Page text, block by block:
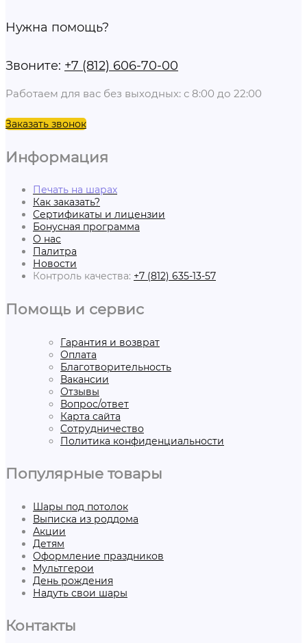
Нужна помощь?
Звоните: +7 (812) 606-70-00
Работаем для вас без выходных: с 8:00 до 22:00
Заказать звонок
Информация
Печать на шарах
Как заказать?
Сертификаты и лицензии
Бонусная программа
О нас
Палитра
Новости
Контроль качества: +7 (812) 635-13-57
Помощь и сервис
Гарантия и возврат
Оплата
Благотворительность
Вакансии
Отзывы
Вопрос/ответ
Карта сайта
Сотрудничество
Политика конфиденциальности
Популярные товары
Шары под потолок
Выписка из роддома
Акции
Детям
Оформление праздников
Мультгерои
День рождения
Надуть свои шары
Контакты